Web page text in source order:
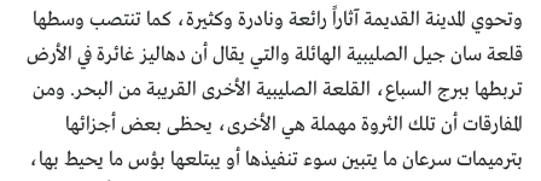
وتحوي المدينة القديمة آثاراً رائعة ونادرة وكثيرة، كما تنتصب وسطها
قلعة سان جيل الصليبية الهائلة والتي يقال أن دهاليز غائرة في الأرض
تربطها ببرج السباع، القلعة الصليبية الأخرى القريبة من البحر. ومن
المفارقات أن تلك الثروة مهملة هي الأخرى، يحظى بعض أجزائها
بترميمات سرعان ما يتبين سوء تنفيذها أو يبتلعها بؤس ما يحيط بها،